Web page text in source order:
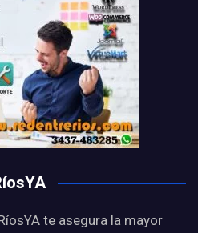
te asegura la mayor